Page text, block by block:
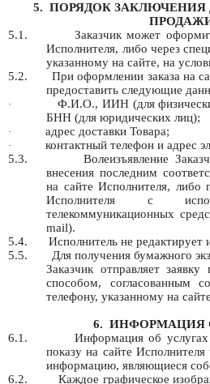
5. ПОРЯДОК ЗАКЛЮЧЕНИЯ
5.1.
Заказчик может
Исполнителя, либо через
указанному на сайте, на
5.2.
При оформлении заказа на
предоставить следующие
·
Ф.И.О., ИИН (для
БНН (для юридических лиц);
· адрес доставки Товара;
·
контактный телефон и адрес
5.3.
Волеизъявление
внесения последним
на сайте Исполнителя, либо
Исполнителя с
телекоммуникационных
mail).
5.4.
Исполнитель не
5.5.
Для получения бумажного
Заказчик отправляет
способом, согласованным
телефону, указанному на
6. ИНФОРМАЦИЯ
6.1.
Информация об услугах
показу на сайте
информацию, являющиеся
6.2.
Каждое графическое